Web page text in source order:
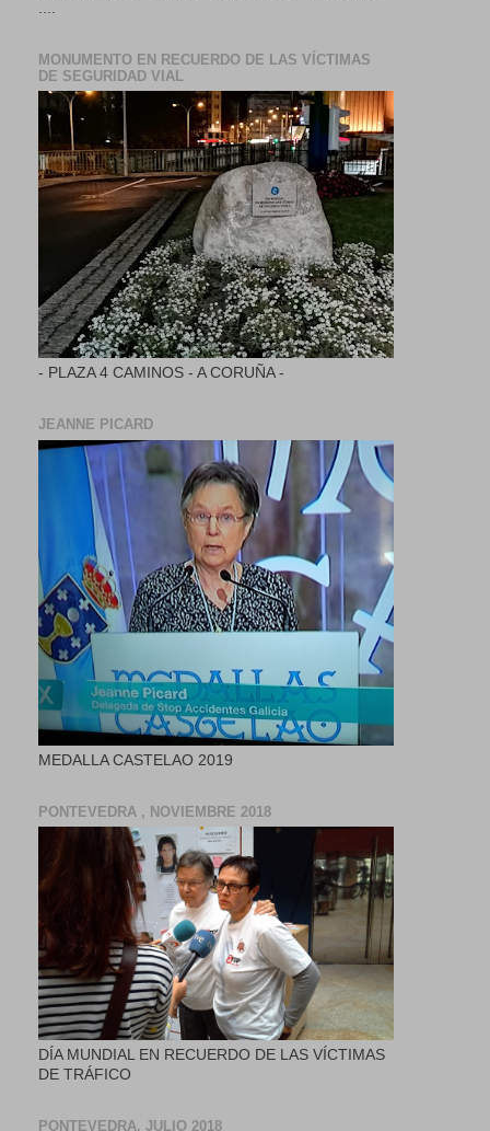
MONUMENTO EN RECUERDO DE LAS VÍCTIMAS
DE SEGURIDAD VIAL
- PLAZA 4 CAMINOS - A CORUÑA -
JEANNE PICARD
MEDALLA CASTELAO 2019
PONTEVEDRA , NOVIEMBRE 2018
DÍA MUNDIAL EN RECUERDO DE LAS VÍCTIMAS
DE TRÁFICO
PONTEVEDRA, JULIO 2018